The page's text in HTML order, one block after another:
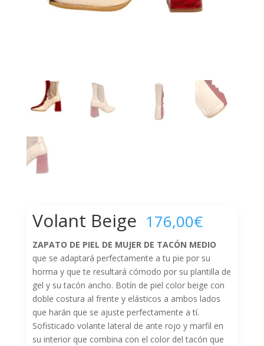
Volant Beige 176,00€
ZAPATO DE PIEL DE MUJER DE TACÓN MEDIO
que se adaptará perfectamente a tu pie por su
horma y que te resultará cómodo por su plantilla de
gel y su tacón ancho. Botín de piel color beige con
doble costura al frente y elásticos a ambos lados
que harán que se ajuste perfectamente a tí.
Sofisticado volante lateral de ante rojo y marfil en
su interior que combina con el color del tacón que